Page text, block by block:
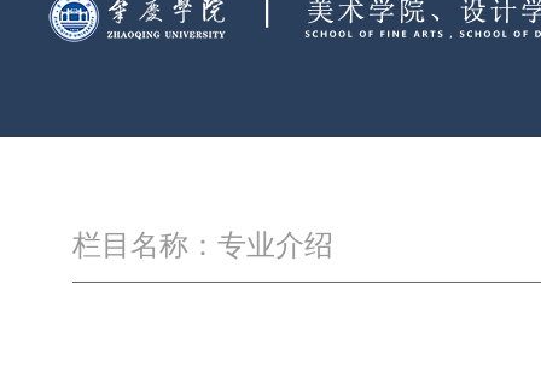
栏目名称：专业介绍